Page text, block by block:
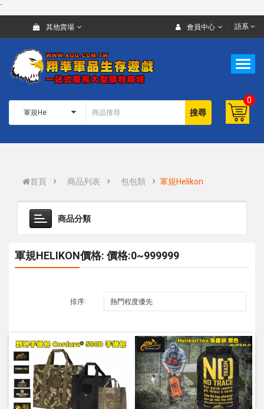
`
其他賣場 會員中心 語系
搜尋
0
首頁 商品列表 包包類 軍規Helikon
商品分類
軍規HELIKON價格: 價格:0~999999
排序: